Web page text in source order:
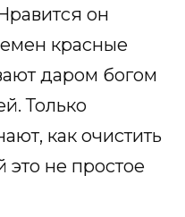
он
красные
даром богом
Только
как очистить
это не простое